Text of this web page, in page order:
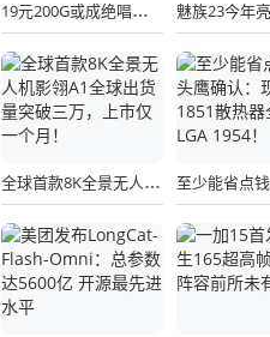
19元200G或成绝唱！三大运营商关停所有第三方渠道：被指变相涨价
全球首款8K全景无人机影翎A1全球出货量突破三万，上市仅一个月！